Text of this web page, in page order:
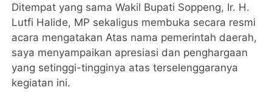
Ditempat yang sama Wakil Bupati Soppeng, Ir. H.
Lutfi Halide, MP sekaligus membuka secara resmi
acara mengatakan Atas nama pemerintah daerah,
saya menyampaikan apresiasi dan penghargaan
yang setinggi-tingginya atas terselenggaranya
kegiatan ini.